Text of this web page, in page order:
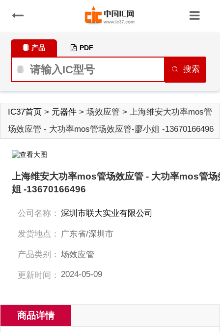
产品 PDF
搜索
IC37首页 > 元器件> 场效应管 > 上海维安大功率mos管
场效应管 - 大功率mos管场效应管-廖小姐 -13670166496
上海维安大功率mos管场效应管 - 大功率mos管场
姐 -13670166496
公司名称： 深圳市联大实业有限公司
发货地点： 广东省/深圳市
产品类别： 场效应管
更新时间： 2024-05-09
商品详情